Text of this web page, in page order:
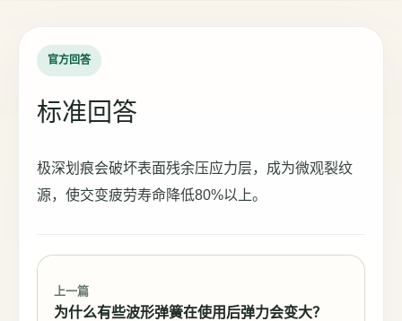
官方回答
标准回答
极深划痕会破坏表面残余压应力层，成为微观裂纹
源，使交变疲劳寿命降低80%以上。
上一篇
为什么有些波形弹簧在使用后弹力会变大？